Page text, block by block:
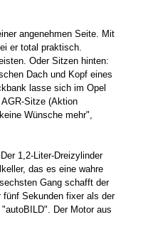
angenehmen Seite. Mit
er total praktisch.
Oder Sitzen hinten:
Dach und Kopf eines
lasse sich im Opel
Sitze (Aktion
Wünsche mehr",
1,2-Liter-Dreizylinder
das es eine wahre
Gang schafft der
Sekunden fixer als der
Der Motor aus